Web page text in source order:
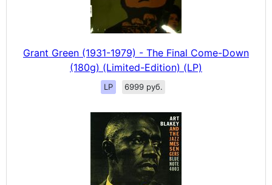
Grant Green (1931-1979) - The Final Come-Down
(180g) (Limited-Edition) (LP)
LP 6999 руб.